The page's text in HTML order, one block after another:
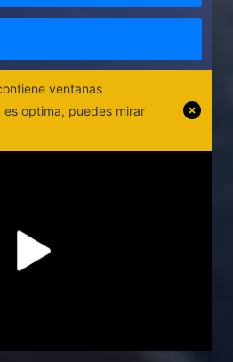
ventanas
optima, puedes mirar